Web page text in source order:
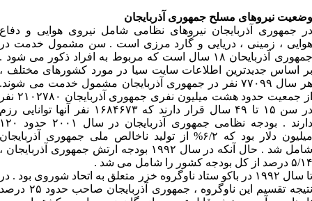
وضعیت نیروهای مسلح جمهوری آذربایجان
در جمهوری آذربایجان نیروهای نظامی شامل نیروی هوایی و دفاع
هوایی ، زمینی ، دریایی و گارد مرزی است . سن مشمول خدمت در
جمهوری آذربایحان ۱۸ سال است که مربوط به افراد ذکور می شود .
بر اساس جدیدترین اطلاعات سایت سیا در مورد کشورهای مختلف ،
هر سال ۷۷۰۹۹ نفر در جمهوری آذربایجان مشمول خدمت می شوند.
از جمعیت حدود هشت میلیون نفری جمهوری آذربایجان ۲۱۰۲۷۸۰ نفر
در سن ۱۵ تا ۴۹ سال قرار دارند که ۱۶۸۴۶۷۳ نفر آنها توانایی رزم
دارند . بودجه نظامی جمهوری آذربایجان در سال ۲۰۰۱ حدود ۱۲۰
میلیون دلار بود که ۶/۲% از تولید ناخالص ملی جمهوری آذربایجان
شامل شد . حال آنکه در سال ۱۹۹۲ بودجه ارتش جمهوری آذربایجان ،
۵/۱۴ درصد از کل بودجه کشور را شامل می شد .
تا سال ۱۹۹۲ در باکو ستاد ناوگروه خزر متعلق به اتحاد شوروی بود . در
نتیجه تقسیم این ناوگروه ، جمهوری آذربایجان صاحب حدود ۲۵ درصد